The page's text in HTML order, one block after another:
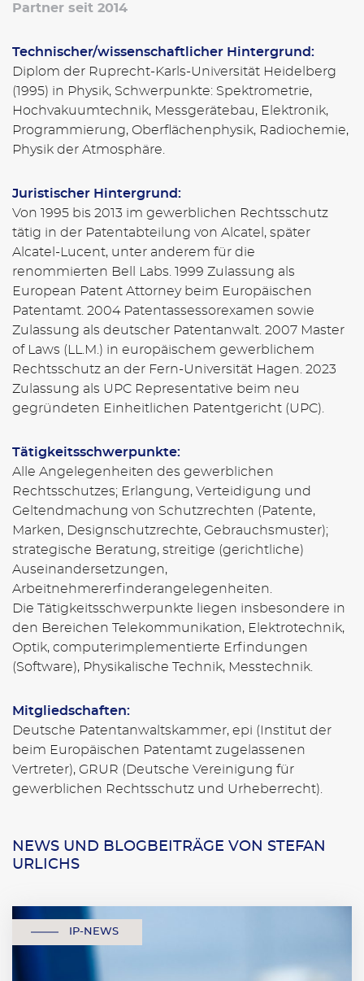
Partner seit 2014
Technischer/wissenschaftlicher Hintergrund:
Diplom der Ruprecht-Karls-Universität Heidelberg
(1995) in Physik, Schwerpunkte: Spektrometrie,
Hochvakuumtechnik, Messgerätebau, Elektronik,
Programmierung, Oberflächenphysik, Radiochemie,
Physik der Atmosphäre.
Juristischer Hintergrund:
Von 1995 bis 2013 im gewerblichen Rechtsschutz
tätig in der Patentabteilung von Alcatel, später
Alcatel-Lucent, unter anderem für die
renommierten Bell Labs. 1999 Zulassung als
European Patent Attorney beim Europäischen
Patentamt. 2004 Patentassessorexamen sowie
Zulassung als deutscher Patentanwalt. 2007 Master
of Laws (LL.M.) in europäischem gewerblichem
Rechtsschutz an der Fern-Universität Hagen. 2023
Zulassung als UPC Representative beim neu
gegründeten Einheitlichen Patentgericht (UPC).
Tätigkeitsschwerpunkte:
Alle Angelegenheiten des gewerblichen
Rechtsschutzes; Erlangung, Verteidigung und
Geltendmachung von Schutzrechten (Patente,
Marken, Designschutzrechte, Gebrauchsmuster);
strategische Beratung, streitige (gerichtliche)
Auseinandersetzungen,
Arbeitnehmererfinderangelegenheiten.
Die Tätigkeitsschwerpunkte liegen insbesondere in
den Bereichen Telekommunikation, Elektrotechnik,
Optik, computerimplementierte Erfindungen
(Software), Physikalische Technik, Messtechnik.
Mitgliedschaften:
Deutsche Patentanwaltskammer, epi (Institut der
beim Europäischen Patentamt zugelassenen
Vertreter), GRUR (Deutsche Vereinigung für
gewerblichen Rechtsschutz und Urheberrecht).
NEWS UND BLOGBEITRÄGE VON STEFAN
URLICHS
IP-NEWS